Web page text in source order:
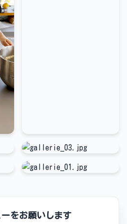
をお願いします